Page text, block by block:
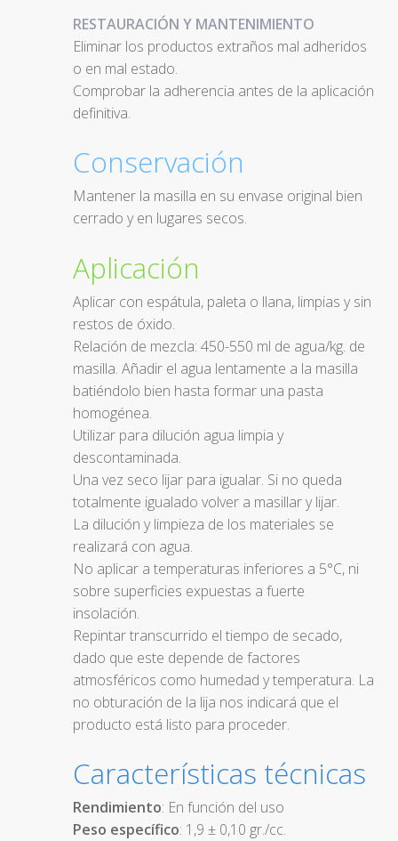
RESTAURACIÓN Y MANTENIMIENTO
Eliminar los productos extraños mal adheridos
o en mal estado.
Comprobar la adherencia antes de la aplicación
definitiva.
Conservación
Mantener la masilla en su envase original bien
cerrado y en lugares secos.
Aplicación
Aplicar con espátula, paleta o llana, limpias y sin
restos de óxido.
Relación de mezcla: 450-550 ml de agua/kg. de
masilla. Añadir el agua lentamente a la masilla
batiéndolo bien hasta formar una pasta
homogénea.
Utilizar para dilución agua limpia y
descontaminada.
Una vez seco lijar para igualar. Si no queda
totalmente igualado volver a masillar y lijar.
La dilución y limpieza de los materiales se
realizará con agua.
No aplicar a temperaturas inferiores a 5°C, ni
sobre superficies expuestas a fuerte
insolación.
Repintar transcurrido el tiempo de secado,
dado que este depende de factores
atmosféricos como humedad y temperatura. La
no obturación de la lija nos indicará que el
producto está listo para proceder.
Características técnicas
Rendimiento: En función del uso
Peso específico: 1,9 ± 0,10 gr./cc.